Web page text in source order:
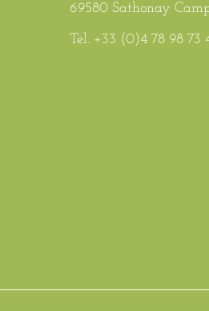
69580 Sathonay
Tel. +33 (0)4 78 98 73